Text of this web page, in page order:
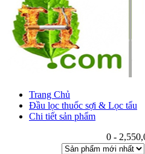
Trang Chủ
Đầu lọc thuốc sợi & Lọc tẩu
Chi tiết sản phẩm
0 -